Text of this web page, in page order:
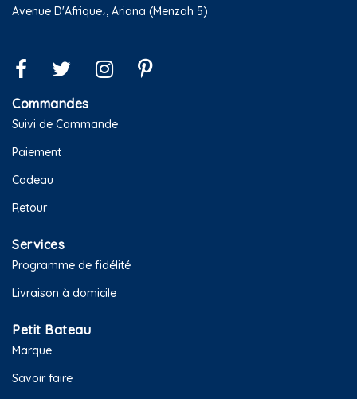
Avenue D'Afrique،, Ariana (Menzah 5)
Commandes
Suivi de Commande
Paiement
Cadeau
Retour
Services
Programme de fidélité
Livraison à domicile
Petit Bateau
Marque
Savoir faire